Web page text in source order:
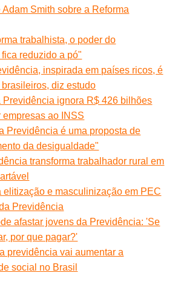
Adam Smith sobre a Reforma
trabalhista, o poder do
reduzido a pó"
inspirada em países ricos, é
diz estudo
Previdência ignora R$ 426 bilhões
empresas ao INSS
Previdência é uma proposta de
da desigualdade"
transforma trabalhador rural em
elitização e masculinização em PEC
Previdência
afastar jovens da Previdência: 'Se
por que pagar?'
previdência vai aumentar a
social no Brasil